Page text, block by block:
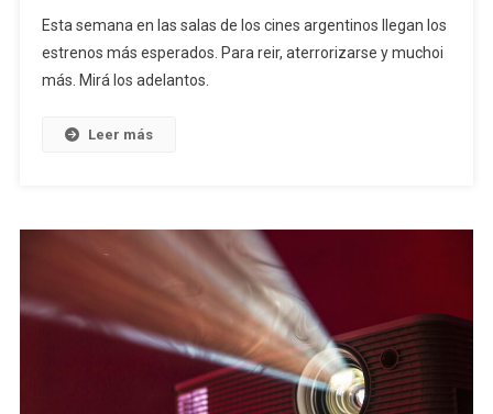
Esta semana en las salas de los cines argentinos llegan los
estrenos más esperados. Para reir, aterrorizarse y muchoi
más. Mirá los adelantos.
Leer más